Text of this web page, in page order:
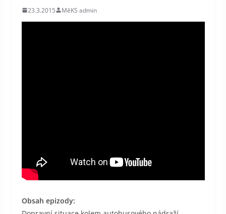
23.3.2015 MěKS admin
Obsah epizody: